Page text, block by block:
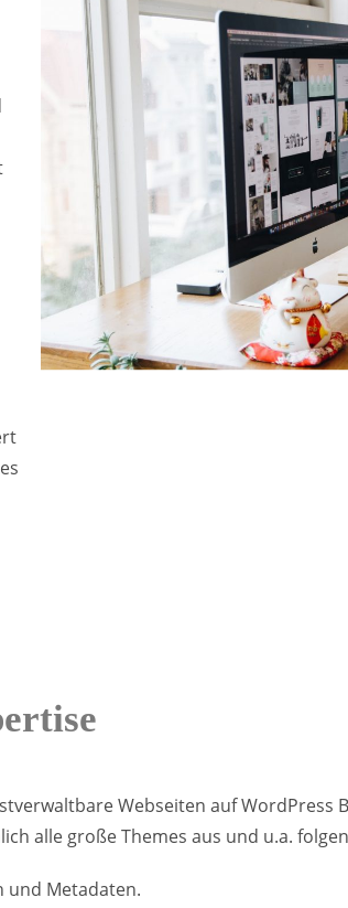
Webseiten auf WordPress
alle große Themes aus und u.a.
und Metadaten.